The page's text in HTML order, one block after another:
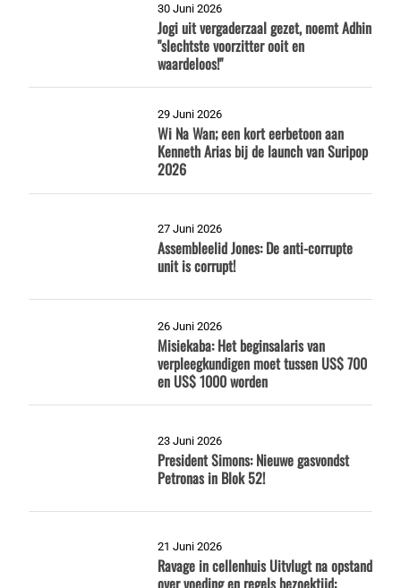
30 Juni 2026
Jogi uit vergaderzaal gezet, noemt Adhin
"slechtste voorzitter ooit en
waardeloos!"
29 Juni 2026
Wi Na Wan; een kort eerbetoon aan
Kenneth Arias bij de launch van Suripop
2026
27 Juni 2026
Assembleelid Jones: De anti-corrupte
unit is corrupt!
26 Juni 2026
Misiekaba: Het beginsalaris van
verpleegkundigen moet tussen US$ 700
en US$ 1000 worden
23 Juni 2026
President Simons: Nieuwe gasvondst
Petronas in Blok 52!
21 Juni 2026
Ravage in cellenhuis Uitvlugt na opstand